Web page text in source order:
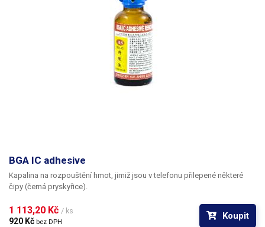
BGA IC adhesive
Kapalina na rozpouštění hmot, jimiž jsou v telefonu přilepené některé
1 113,20 Kč / ks
920 Kč bez DPH
Koupit